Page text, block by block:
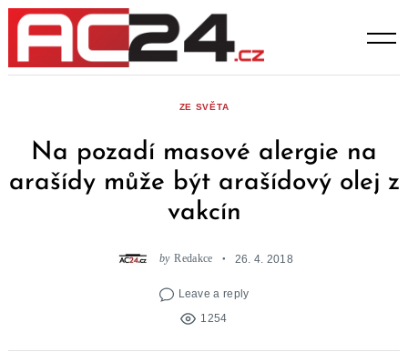
Skip
content
ZE SVĚTA
Na pozadí masové alergie na
arašídy může být arašídový olej z
vakcín
by Redakce 26. 4. 2018
Leave a reply
1254